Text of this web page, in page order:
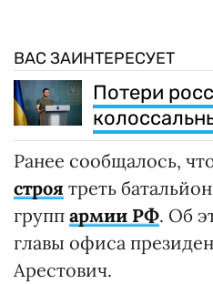
ВАС ЗАИНТЕРЕСУЕТ
Потери
Ранее сообщалось,
строя треть
групп армии РФ. Об
главы офиса
Арестович.